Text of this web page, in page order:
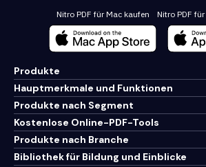
Nitro PDF für Mac kaufen Nitro PDF
Produkte
Hauptmerkmale und Funktionen
Produkte nach Segment
Kostenlose Online-PDF-Tools
Produkte nach Branche
Bibliothek für Bildung und Einblicke